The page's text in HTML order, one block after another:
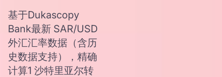
基于Dukascopy
Bank最新 SAR/USD
外汇汇率数据（含历
史数据支持），精确
计算1 沙特里亚尔转